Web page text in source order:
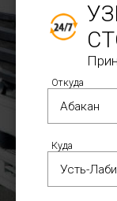
Откуда
Куда